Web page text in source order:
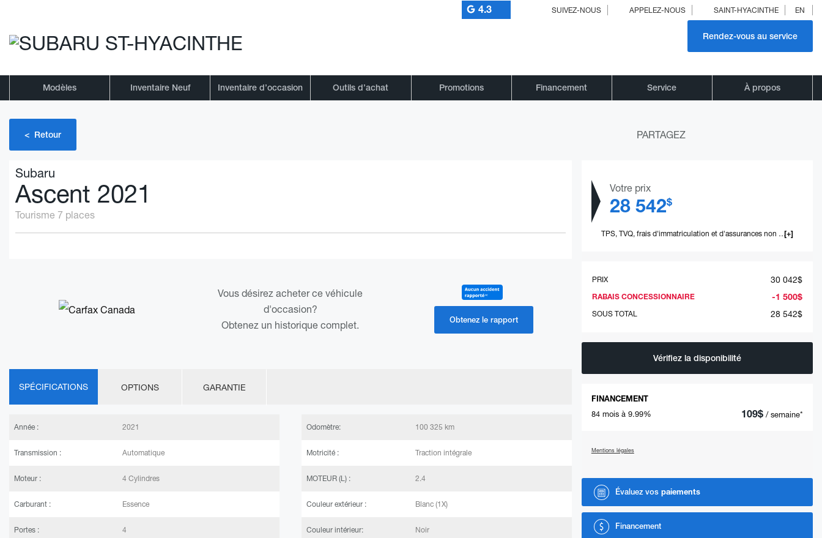
4.3 SUIVEZ-NOUS APPELEZ-NOUS SAINT-HYACINTHE EN
Rendez-vous au service
Modèles Inventaire Neuf Inventaire d’occasion Outils d’achat Promotions Financement Service À propos
< Retour PARTAGEZ
Subaru
Ascent 2021
Tourisme 7 places
Vous désirez acheter ce véhicule
d'occasion?
Obtenez un historique complet.
Obtenez le rapport
SPÉCIFICATIONS OPTIONS GARANTIE
Année : 2021 Odomètre: 100 325 km
Transmission : Automatique Motricité : Traction intégrale
Moteur : 4 Cylindres MOTEUR (L) : 2.4
Carburant : Essence Couleur extérieur : Blanc (1X)
Portes : 4 Couleur intérieur: Noir
Votre prix
28 542$
TPS, TVQ, frais d'immatriculation et d'assurances non inclus.
PRIX 30 042$
RABAIS CONCESSIONNAIRE -1 500$
SOUS TOTAL 28 542$
Vérifiez la disponibilité
FINANCEMENT
84 mois à 9.99%
109$ / semaine*
Mentions légales
Évaluez vos paiements
Financement